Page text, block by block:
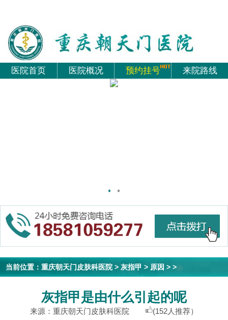
医院首页 医院概况 预约挂号 来院路线
当前位置：重庆朝天门皮肤科医院> 灰指甲 > 原因 > >
灰指甲是由什么引起的呢
来源：重庆朝天门皮肤科医院 (152人推荐）